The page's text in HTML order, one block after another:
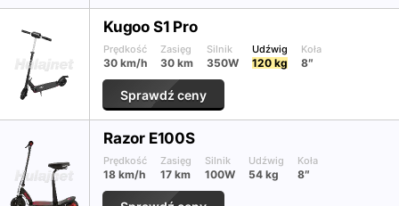
Kugoo S1 Pro
Prędkość
30 km/h
Zasięg
30 km
Silnik
350W
Udźwig
120 kg
Koła
8″
Sprawdź ceny
Razor E100S
Prędkość
18 km/h
Zasięg
17 km
Silnik
100W
Udźwig
54 kg
Koła
8″